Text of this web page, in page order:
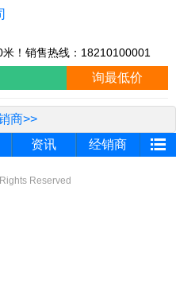
！销售热线：18210100001
询最低价
商>>
资讯 经销商
Reserved